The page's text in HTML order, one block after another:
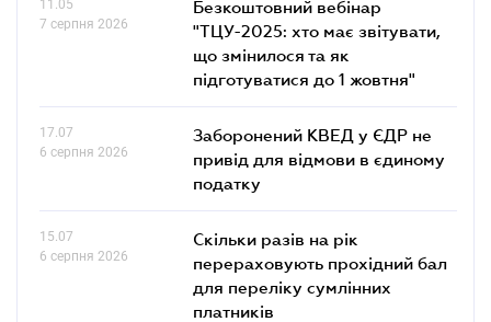
11.05
7 серпня 2026
Безкоштовний вебінар
"ТЦУ-2025: хто має звітувати,
що змінилося та як
підготуватися до 1 жовтня"
17.07
6 серпня 2026
Заборонений КВЕД у ЄДР не
привід для відмови в єдиному
податку
15.07
6 серпня 2026
Скільки разів на рік
перераховують прохідний бал
для переліку сумлінних
платників